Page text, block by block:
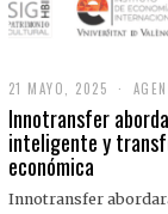
21 MAYO, 2025
M
A
Y
,
Innotransfer
inteligente y
económica
Innotransfer